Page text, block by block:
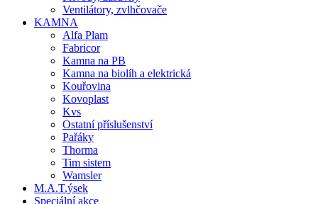
Ventilátory, zvlhčovače
KAMNA
Alfa Plam
Fabricor
Kamna na PB
Kamna na biolíh a elektrická
Kouřovina
Kovoplast
Kvs
Ostatní příslušenství
Pařáky
Thorma
Tim sistem
Wamsler
M.A.T.ýsek
Speciální akce